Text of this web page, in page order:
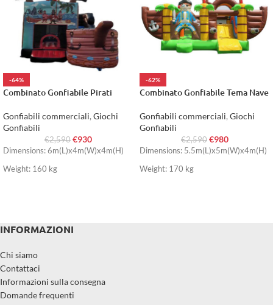
-64%
Combinato Gonfiabile Pirati
Gonfiabili commerciali, Giochi
Gonfiabili
€2,590 €930
Dimensions: 6m(L)x4m(W)x4m(H)
Weight: 160 kg
-62%
Combinato Gonfiabile Tema Nave
Gonfiabili commerciali, Giochi
Gonfiabili
€2,590 €980
Dimensions: 5.5m(L)x5m(W)x4m(H)
Weight: 170 kg
INFORMAZIONI
Chi siamo
Contattaci
Informazioni sulla consegna
Domande frequenti